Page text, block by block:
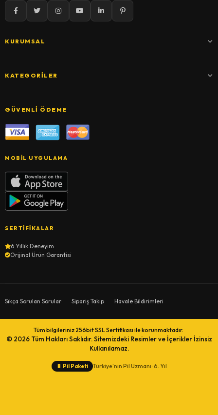
KURUMSAL
KATEGORILER
GÜVENLI ÖDEME
MOBIL UYGULAMA
SERTIFIKALAR
6 Yıllık Deneyim
Orijinal Ürün Garantisi
Sıkça Sorulan Sorular Sipariş Takip Havale Bildirimleri
Tüm bilgileriniz 256bit SSL Sertifikası ile korunmaktadır.
© 2026 Tüm Hakları Saklıdır. Sitemizdeki Resimler ve İçerikler İzinsiz
Kullanılamaz.
🔋 Pil Paketi Türkiye'nin Pil Uzmanı · 6. Yıl